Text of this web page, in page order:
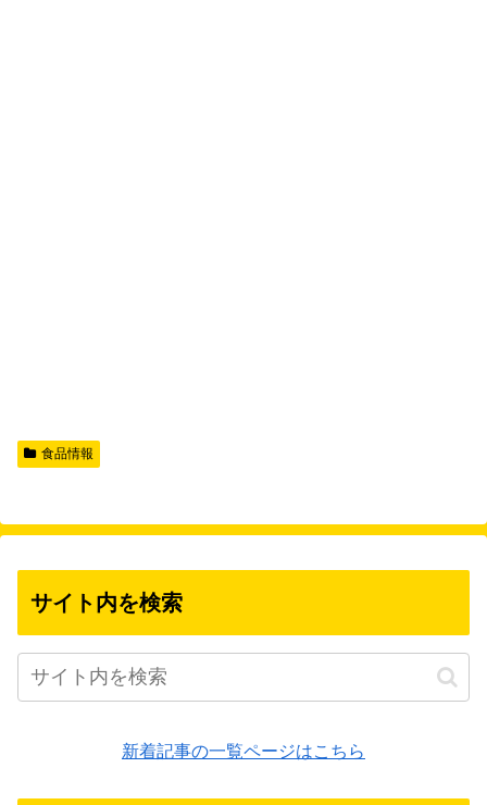
食品情報
サイト内を検索
新着記事の一覧ページはこちら